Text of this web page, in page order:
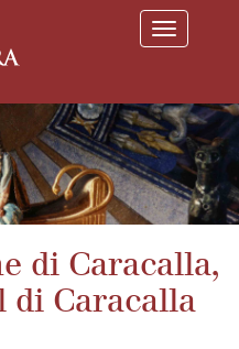
T
o
l
e
n
v
i
g
i
o
n
di Caracalla,
di Caracalla